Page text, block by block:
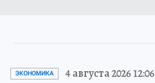
ЭКОНОМИКА 4 августа 2026 12:06